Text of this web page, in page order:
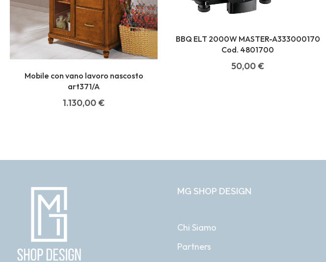
Mobile con vano lavoro nascosto
art371/A
1.130,00€
BBQ ELT 2000W MASTER-A333000170
Cod. 4801700
50,00€
MG SHOP DESIGN
Chi Siamo
Partners